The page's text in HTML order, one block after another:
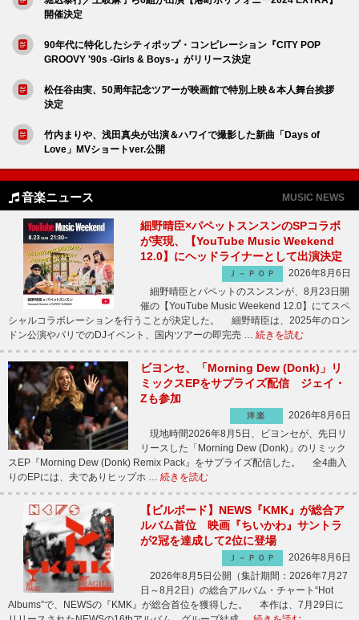
開催決定
90年代に特化したシティポップ・コンピレーション『CITY POP
GROOVY '90s -Girls & Boys-』がリリース決定
松任谷由実、50周年記念ツアーが映画館で特別上映＆本人舞台挨拶
決定
竹内まりや、浅田真央が出演＆ハワイで撮影した新曲「Days of
Love」MVショートver.公開
音楽ニュース MUSIC NEWS
細野晴臣×パペットスンスンのSPコラボ
が実現、【YouTube Music Weekend
12.0】にヘッドライナーとして出演決定
Ｊ－ＰＯＰ
2026年8月6日
細野晴臣とパペットのスンスンが、8月23日開
催の【YouTube Music Weekend 12.0】にてスペ
シャルコラボレーションを行うことが決定した。 細野晴臣は、2025年のロン
ドン公演やパリでのDJイベント、国内ツアーの即完売 … 続きを読む
ビヨンセ、「Morning Dew (Donk)」リ
ミックスEPをサプライズ配信 ジェイ・
Zも参加
洋楽
2026年8月6日
現地時間2026年8月5日、ビヨンセが、先日リ
リースした「Morning Dew (Donk)」のリミック
スEP『Morning Dew (Donk) Remix Pack』をサプライズ配信した。 全4曲入
りのEPには、夫でありヒップホ … 続きを読む
【ビルボード】NEWS『KMK』が総合ア
ルバム首位 映画『ちいかわ』サントラ
が2冠を達成して2位に登場
Ｊ－ＰＯＰ
2026年8月6日
2026年8月5日公開（集計期間：2026年7月27
日～8月2日）の総合アルバム・チャート“Hot
Albums”で、NEWSの『KMK』が総合首位を獲得した。 本作は、7月29日に